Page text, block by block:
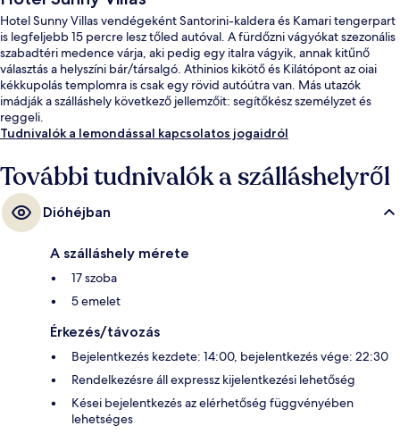
Hotel Sunny Villas vendégeként Santorini-kaldera és Kamari tengerpart
is legfeljebb 15 percre lesz tőled autóval. A fürdőzni vágyókat szezonális
szabadtéri medence várja, aki pedig egy italra vágyik, annak kitűnő
választás a helyszíni bár/társalgó. Athinios kikötő és Kilátópont az oiai
kékkupolás templomra is csak egy rövid autóútra van. Más utazók
imádják a szálláshely következő jellemzőit: segítőkész személyzet és
reggeli.
Tudnivalók a lemondással kapcsolatos jogaidról
További tudnivalók a szálláshelyről
Dióhéjban
A szálláshely mérete
17 szoba
5 emelet
Érkezés/távozás
Bejelentkezés kezdete: 14:00, bejelentkezés vége: 22:30
Rendelkezésre áll expressz kijelentkezési lehetőség
Kései bejelentkezés az elérhetőség függvényében
lehetséges